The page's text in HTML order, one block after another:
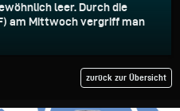
leer. Durch die
am Mittwoch vergriff man
zurück zur Übersicht